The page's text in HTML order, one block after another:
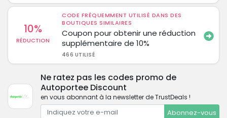
10%
RÉDUCTION
CODE FRÉQUEMMENT UTILISÉ DANS DES
BOUTIQUES SIMILAIRES
Coupon pour obtenir une réduction
supplémentaire de 10%
466 UTILISÉ
Ne ratez pas les codes promo de
Autoportee Discount
en vous abonnant à la newsletter de TrustDeals !
Abonnez-vous